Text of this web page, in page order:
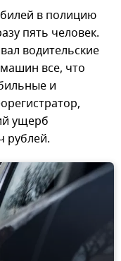
в полицию
пять человек.
водительские
все, что
и
ущерб
рублей.